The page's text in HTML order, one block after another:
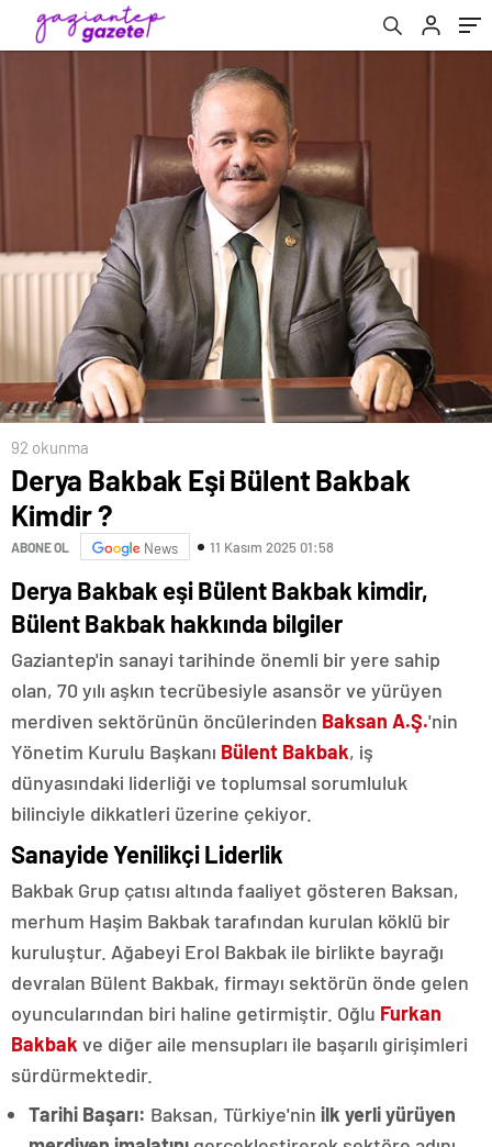
92 okunma
Derya Bakbak Eşi Bülent Bakbak
Kimdir ?
ABONE OL News 11 Kasım 2025 01:58
Derya Bakbak eşi Bülent Bakbak kimdir,
Bülent Bakbak hakkında bilgiler
Gaziantep'in sanayi tarihinde önemli bir yere sahip
olan, 70 yılı aşkın tecrübesiyle asansör ve yürüyen
merdiven sektörünün öncülerinden Baksan A.Ş.'nin
Yönetim Kurulu Başkanı Bülent Bakbak, iş
dünyasındaki liderliği ve toplumsal sorumluluk
bilinciyle dikkatleri üzerine çekiyor.
Sanayide Yenilikçi Liderlik
Bakbak Grup çatısı altında faaliyet gösteren Baksan,
merhum Haşim Bakbak tarafından kurulan köklü bir
kuruluştur. Ağabeyi Erol Bakbak ile birlikte bayrağı
devralan Bülent Bakbak, firmayı sektörün önde gelen
oyuncularından biri haline getirmiştir. Oğlu Furkan
Bakbak ve diğer aile mensupları ile başarılı girişimleri
sürdürmektedir.
Tarihi Başarı: Baksan, Türkiye'nin ilk yerli yürüyen